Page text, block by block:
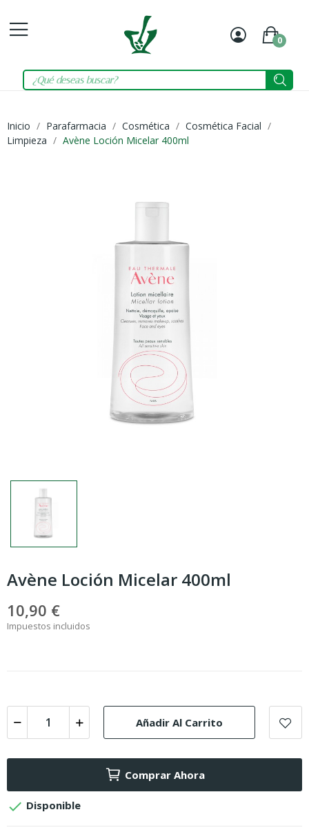
Mi
0
Inicio Parafarmacia Cosmética
Cosmética Facial
Limpieza
Avène Loción Micelar 400ml
Avène Loción Micelar 400ml
10,90 €
Impuestos incluidos
Añadir Al Carrito
Comprar Ahora
 Disponible